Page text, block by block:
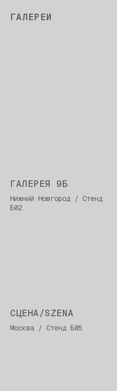
ГАЛЕРЕИ
ГАЛЕРЕЯ 9Б
Нижний Новгород / Стенд
Б02
СЦЕНА/SZENA
Москва / Стенд Б05